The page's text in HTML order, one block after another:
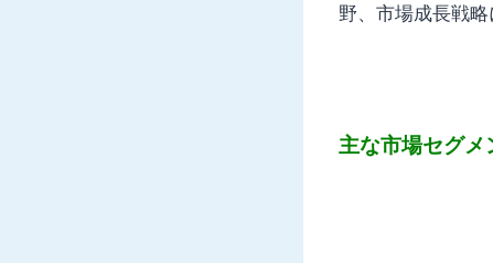
野、市場成長戦略
主な市場セグメ